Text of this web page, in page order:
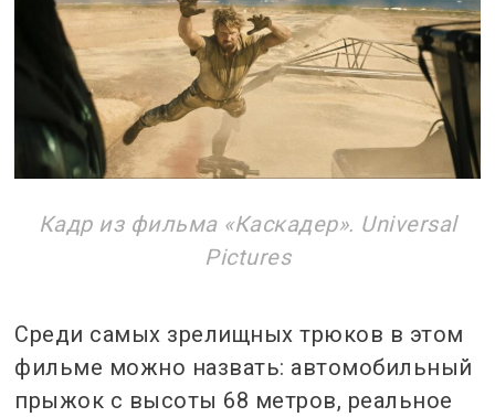
Кадр из фильма «Каскадер». Universal
Pictures
Среди самых зрелищных трюков в этом
фильме можно назвать: автомобильный
прыжок с высоты 68 метров, реальное